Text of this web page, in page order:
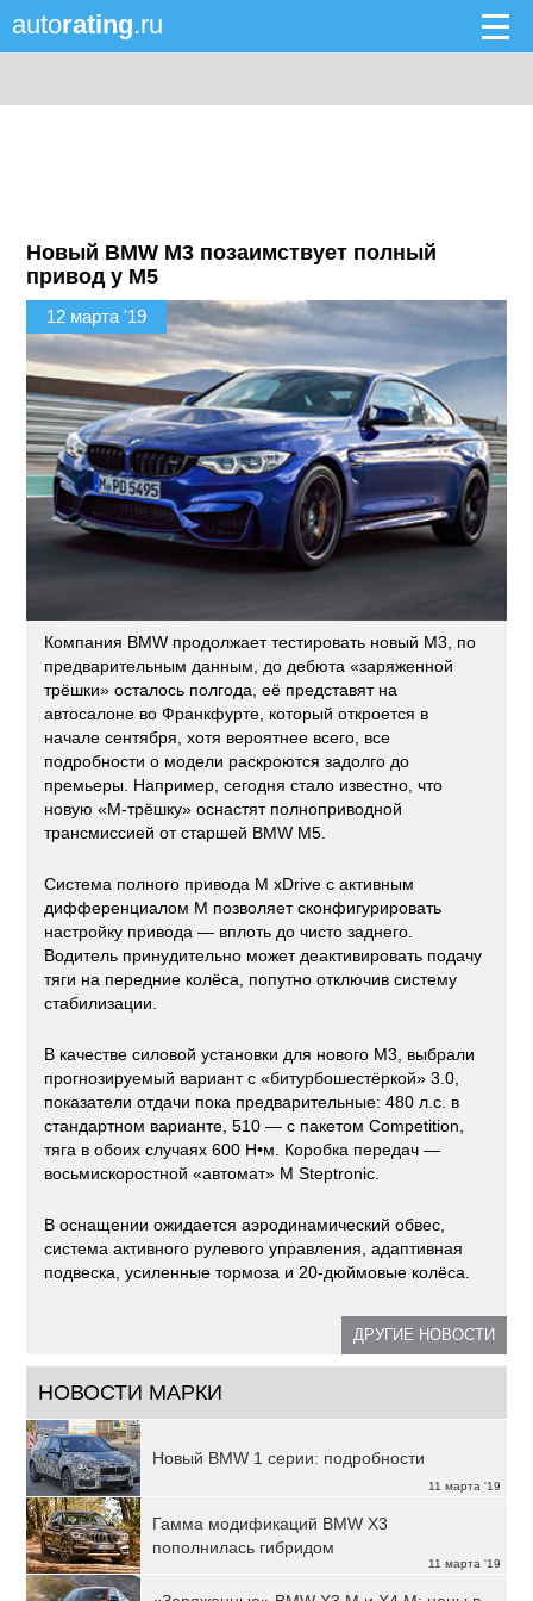
autorating.ru
Новый BMW M3 позаимствует полный
привод у M5
12 марта '19
Компания BMW продолжает тестировать новый M3, по
предварительным данным, до дебюта «заряженной
трёшки» осталось полгода, её представят на
автосалоне во Франкфурте, который откроется в
начале сентября, хотя вероятнее всего, все
подробности о модели раскроются задолго до
премьеры. Например, сегодня стало известно, что
новую «М-трёшку» оснастят полноприводной
трансмиссией от старшей BMW M5.
Система полного привода M xDrive с активным
дифференциалом M позволяет сконфигурировать
настройку привода — вплоть до чисто заднего.
Водитель принудительно может деактивировать подачу
тяги на передние колёса, попутно отключив систему
стабилизации.
В качестве силовой установки для нового M3, выбрали
прогнозируемый вариант с «битурбошестёркой» 3.0,
показатели отдачи пока предварительные: 480 л.с. в
стандартном варианте, 510 — с пакетом Competition,
тяга в обоих случаях 600 Н•м. Коробка передач —
восьмискоростной «автомат» M Steptronic.
В оснащении ожидается аэродинамический обвес,
система активного рулевого управления, адаптивная
подвеска, усиленные тормоза и 20-дюймовые колёса.
ДРУГИЕ НОВОСТИ
НОВОСТИ МАРКИ
11 марта '19
Новый BMW 1 серии: подробности
11 марта '19
Гамма модификаций BMW X3
пополнилась гибридом